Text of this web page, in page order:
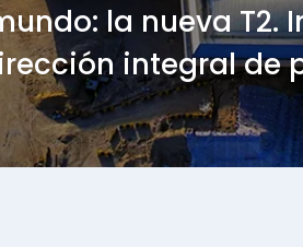
la nueva T2.
integral de